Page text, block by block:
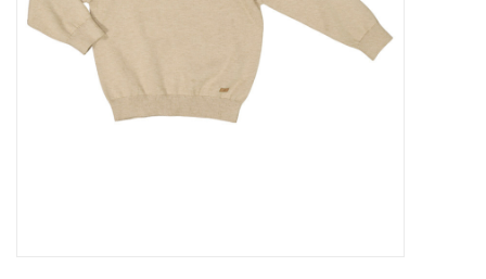
Cadeaubonnen